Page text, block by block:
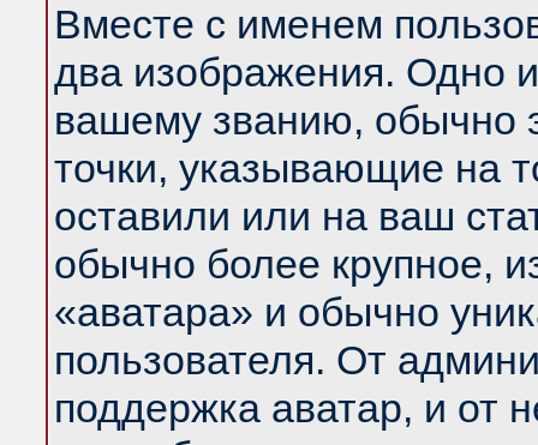
Вместе с именем
два изображения. Одно
вашему званию, обычно
точки, указывающие на
оставили или на ваш
обычно более крупное,
«аватара» и обычно
пользователя. От
поддержка аватар, и от